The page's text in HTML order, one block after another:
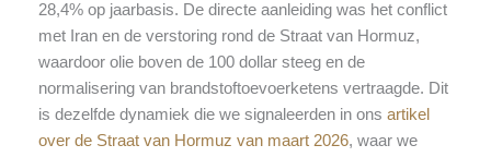
28,4% op jaarbasis. De directe aanleiding was het conflict
met Iran en de verstoring rond de Straat van Hormuz,
waardoor olie boven de 100 dollar steeg en de
normalisering van brandstoftoevoerketens vertraagde. Dit
is dezelfde dynamiek die we signaleerden in ons artikel
over de Straat van Hormuz van maart 2026, waar we